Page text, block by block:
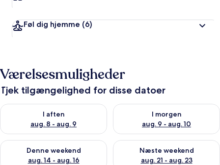
Føl dig hjemme (6)
Værelsesmuligheder
Tjek tilgængelighed for disse datoer
I aften
aug. 8 - aug. 9
Tjek tilgængelighed for i aften aug. 8 - aug. 9
I morgen
aug. 9 - aug. 10
Tjek tilgængelighed for i
Denne weekend
aug. 14 - aug. 16
Tjek tilgængelighed for denne weekend aug. 14 - aug. 16
Næste weekend
aug. 21 - aug. 23
Tjek tilgængelighed for næste